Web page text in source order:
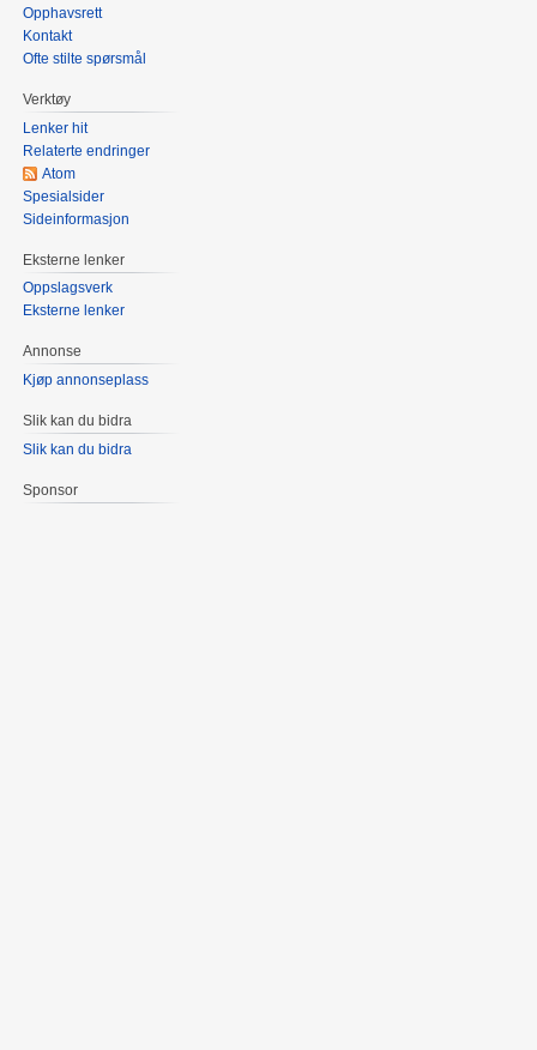
Opphavsrett
Kontakt
Ofte stilte spørsmål
Verktøy
Lenker hit
Relaterte endringer
Atom
Spesialsider
Sideinformasjon
Eksterne lenker
Oppslagsverk
Eksterne lenker
Annonse
Kjøp annonseplass
Slik kan du bidra
Slik kan du bidra
Sponsor